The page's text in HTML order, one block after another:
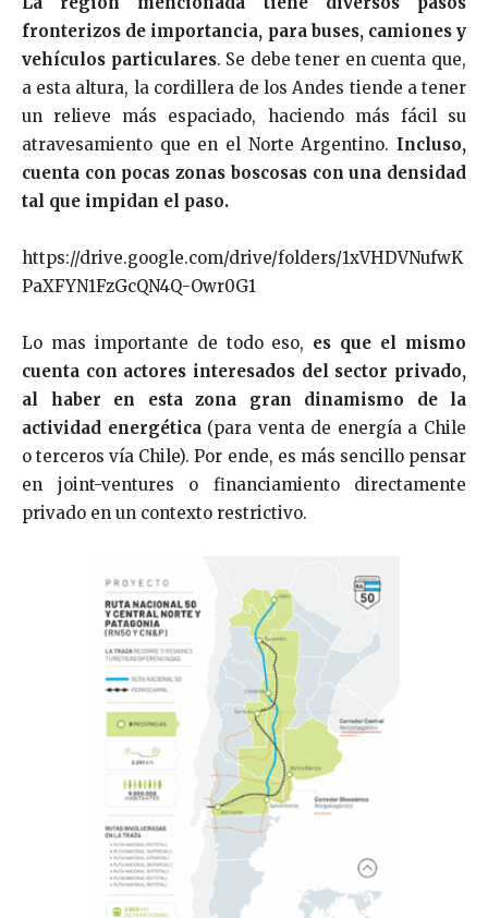
fronterizos de importancia, para buses, camiones y
vehículos particulares. Se debe tener en cuenta que,
a esta altura, la cordillera de los Andes tiende a tener
un relieve más espaciado, haciendo más fácil su
atravesamiento que en el Norte Argentino. Incluso,
cuenta con pocas zonas boscosas con una densidad
tal que impidan el paso.
https://drive.google.com/drive/folders/1xVHDVNufwK
PaXFYN1FzGcQN4Q-Owr0G1
Lo mas importante de todo eso, es que el mismo
cuenta con actores interesados del sector privado,
al haber en esta zona gran dinamismo de la
actividad energética (para venta de energía a Chile
o terceros vía Chile). Por ende, es más sencillo pensar
en joint-ventures o financiamiento directamente
privado en un contexto restrictivo.